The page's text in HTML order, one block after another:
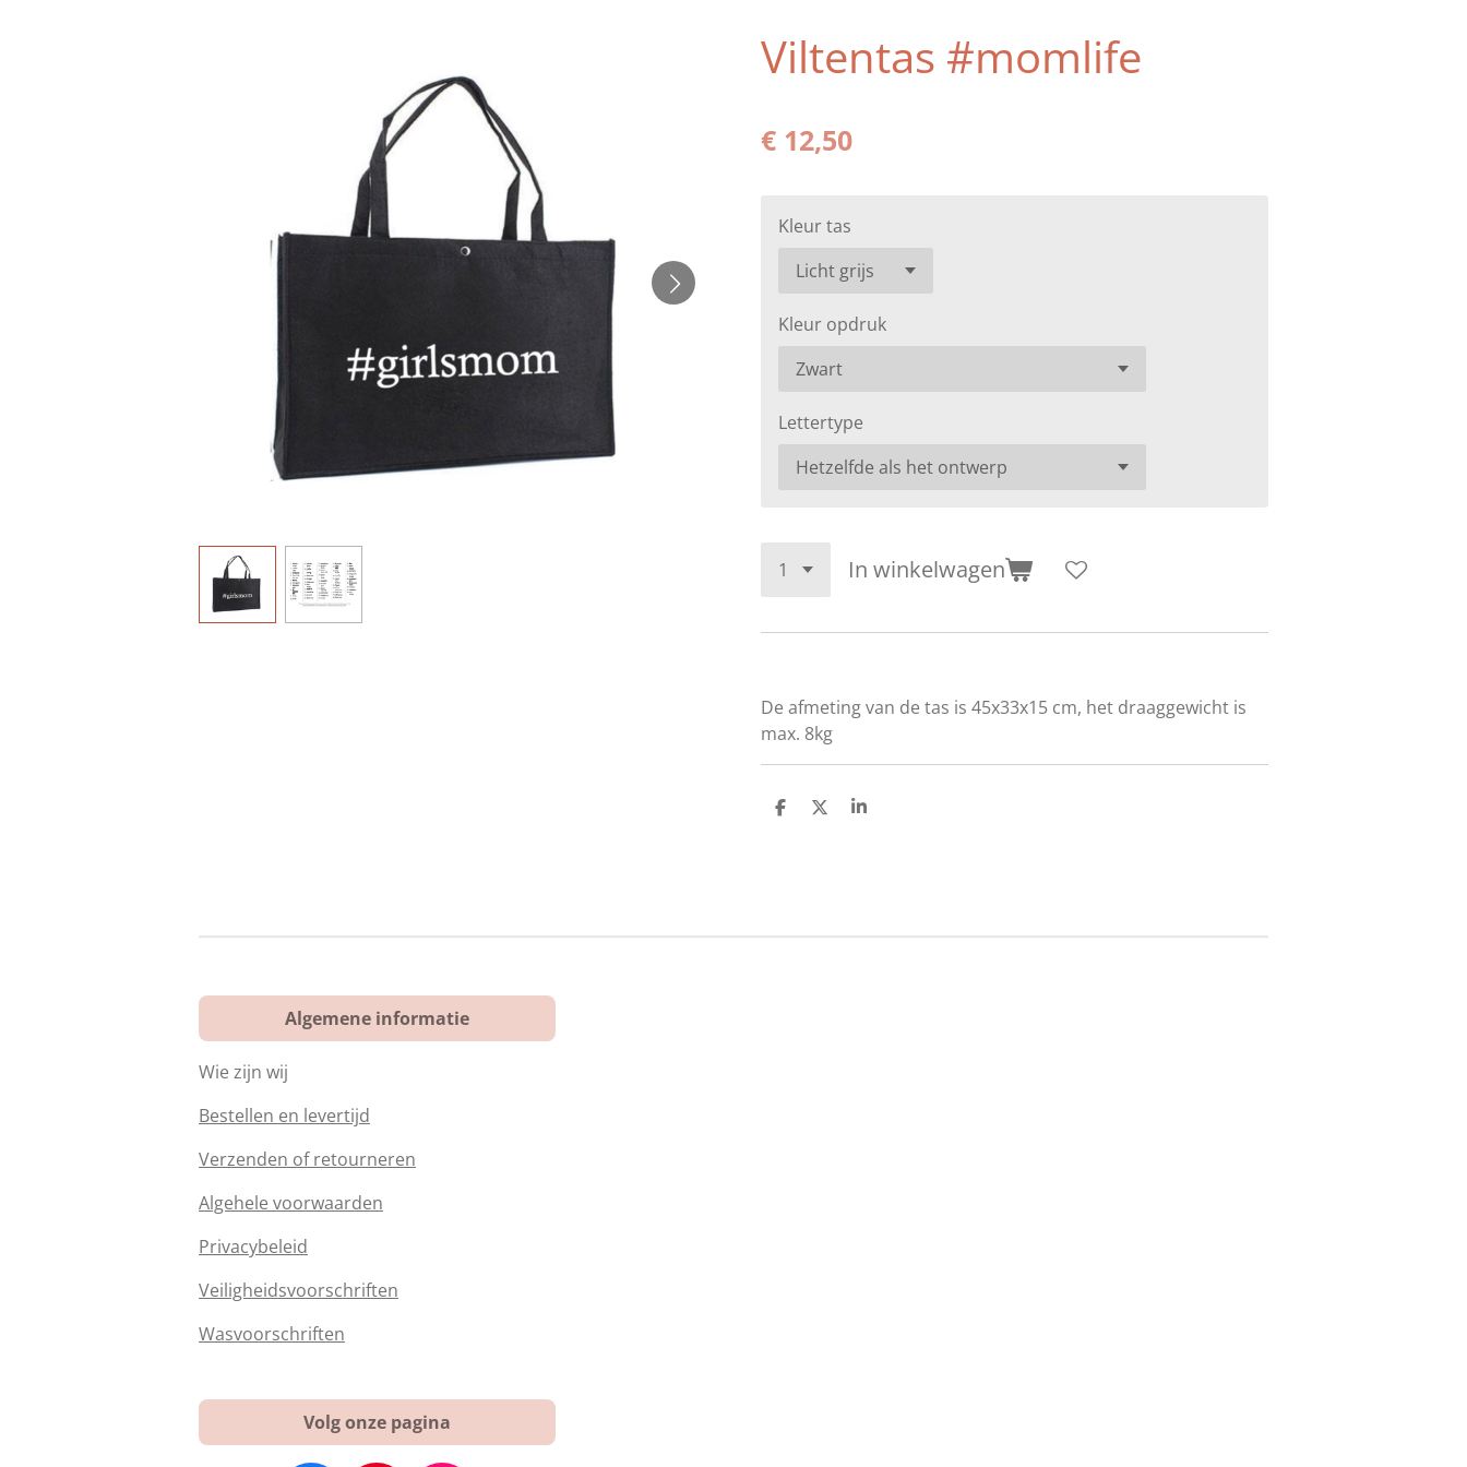
Viltentas #momlife
€ 12,50
Kleur tas
Kleur opdruk
Lettertype
In winkelwagen
De afmeting van de tas is 45x33x15 cm, het draaggewicht is
max. 8kg
D
D
S
Algemene informatie
Wie zijn wij
Bestellen en levertijd
Verzenden of retourneren
Algehele voorwaarden
Privacybeleid
Veiligheidsvoorschriften
Wasvoorschriften
Volg onze pagina